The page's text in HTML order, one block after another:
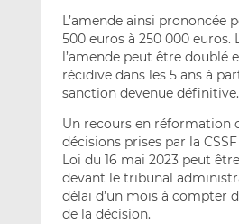
L’amende ainsi prononcée
500 euros à 250 000 euros.
l’amende peut être doublé
récidive dans les 5 ans à
sanction devenue définitive.
Un recours en réformation
décisions prises par la
Loi du 16 mai 2023 peut
devant le tribunal
délai d’un mois à compter
de la décision.